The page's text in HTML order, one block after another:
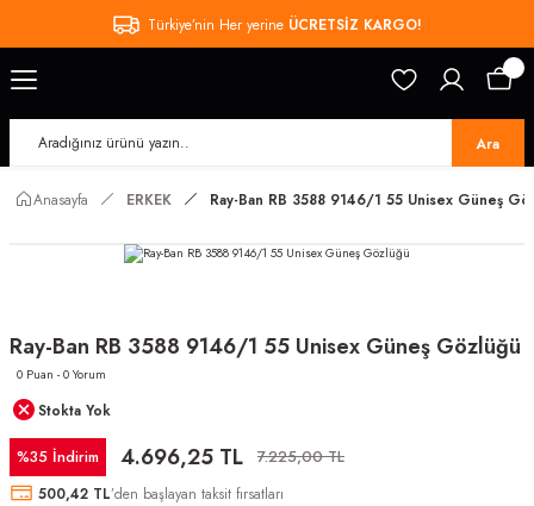
Türkiye’nin Her yerine ÜCRETSİZ KARGO!
Ara
Anasayfa ERKEK Ray-Ban RB 3588 9146/1 55 Unisex Güneş
Ray-Ban RB 3588 9146/1 55 Unisex Güneş Gözlüğü
0 Puan - 0 Yorum
Stokta Yok
%35 İndirim 4.696,25 TL 7.225,00 TL
500,42 TL’den başlayan taksit fırsatları